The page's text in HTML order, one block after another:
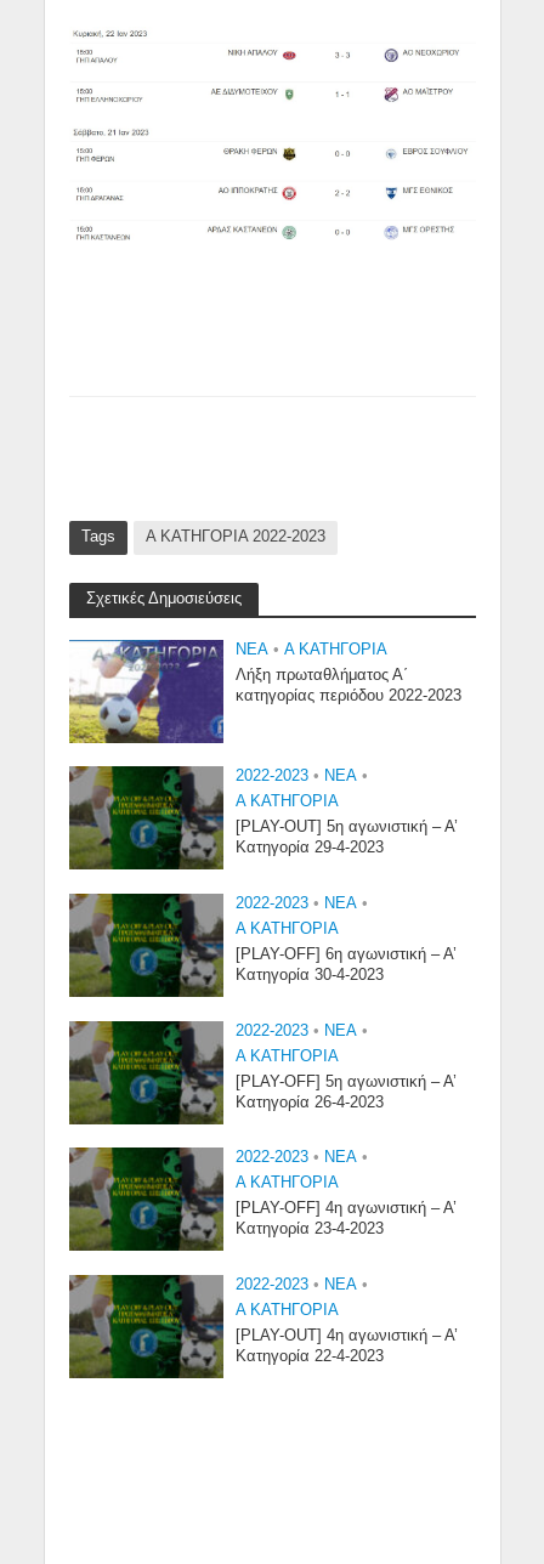
Tags Α ΚΑΤΗΓΟΡΙΑ 2022-2023
Σχετικές Δημοσιεύσεις
NEA • Α ΚΑΤΗΓΟΡΙΑ
Λήξη πρωταθλήματος Α΄
κατηγορίας περιόδου 2022-2023
2022-2023 • NEA •
Α ΚΑΤΗΓΟΡΙΑ
[PLAY-OUT] 5η αγωνιστική – Α’
Κατηγορία 29-4-2023
2022-2023 • NEA •
Α ΚΑΤΗΓΟΡΙΑ
[PLAY-OFF] 6η αγωνιστική – Α’
Κατηγορία 30-4-2023
2022-2023 • NEA •
Α ΚΑΤΗΓΟΡΙΑ
[PLAY-OFF] 5η αγωνιστική – Α’
Κατηγορία 26-4-2023
2022-2023 • NEA •
Α ΚΑΤΗΓΟΡΙΑ
[PLAY-OFF] 4η αγωνιστική – Α’
Κατηγορία 23-4-2023
2022-2023 • NEA •
Α ΚΑΤΗΓΟΡΙΑ
[PLAY-OUT] 4η αγωνιστική – Α’
Κατηγορία 22-4-2023